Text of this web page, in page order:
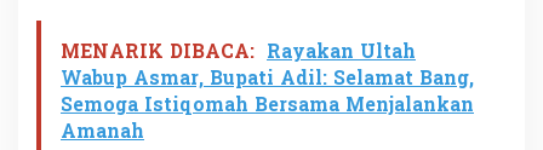
a
k
H
MENARIK DIBACA: Rayakan Ultah
Wabup Asmar, Bupati Adil: Selamat Bang,
Semoga Istiqomah Bersama Menjalankan
Amanah